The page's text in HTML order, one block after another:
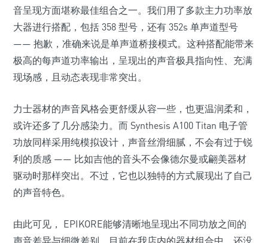
音呈现方面堪称最佳组合之一。我们用了多款主力功率放
大器进行搭配，包括 358 型号，还有 352s 单声道型号
—— 抱歉，准确来说是单声道桥接模式。这种搭配能带来
极高的每声道功率输出，呈现出的声音极具指向性、充满
现场感，且动态表现非常突出。
力士器材的声音风格会更舒缓从容一些，也更温润柔和，
或许还多了几分感染力。而 Synthesis A100 Titan 电子管
功放同样采用纯模拟设计，声音丝滑细腻，不会有过于锐
利的质感 —— 比如吉他的音头不会像德尔曼或翩美器材
驱动时那样突出。不过，它也以独特的方式展现出了自己
的声音特色。
由此可见， EPIKORE能够清晰地呈现出不同功放之间的
声音差异与细微差别。目前在我店内的器材组合中，还没